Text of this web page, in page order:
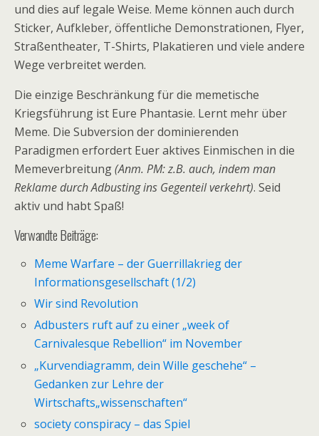
und dies auf legale Weise. Meme können auch durch
Sticker, Aufkleber, öffentliche Demonstrationen, Flyer,
Straßentheater, T-Shirts, Plakatieren und viele andere
Wege verbreitet werden.
Die einzige Beschränkung für die memetische
Kriegsführung ist Eure Phantasie. Lernt mehr über
Meme. Die Subversion der dominierenden
Paradigmen erfordert Euer aktives Einmischen in die
Memeverbreitung(Anm. PM: z.B. auch, indem man
Reklame durch Adbusting ins Gegenteil verkehrt). Seid
aktiv und habt Spaß!
Verwandte Beiträge:
Meme Warfare – der Guerrillakrieg der
Informationsgesellschaft (1/2)
Wir sind Revolution
Adbusters ruft auf zu einer „week of
Carnivalesque Rebellion“ im November
„Kurvendiagramm, dein Wille geschehe“ –
Gedanken zur Lehre der
Wirtschafts„wissenschaften“
society conspiracy – das Spiel